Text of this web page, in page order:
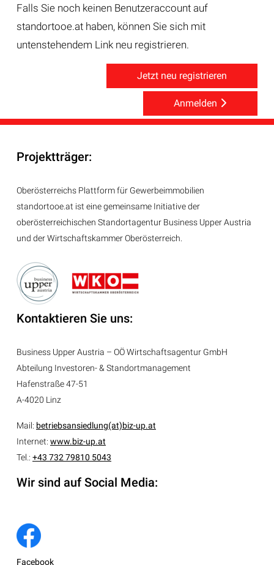
Falls Sie noch keinen Benutzeraccount auf
standortooe.at haben, können Sie sich mit
untenstehendem Link neu registrieren.
Jetzt neu registrieren
Anmelden
Projektträger:
Oberösterreichs Plattform für Gewerbeimmobilien
standortooe.at ist eine gemeinsame Initiative der
oberösterreichischen Standortagentur Business Upper Austria
und der Wirtschaftskammer Oberösterreich.
Kontaktieren Sie uns:
Business Upper Austria – OÖ Wirtschaftsagentur GmbH
Abteilung Investoren- & Standortmanagement
Hafenstraße 47-51
A-4020 Linz
Mail: betriebsansiedlung(at)biz-up.at
Internet: www.biz-up.at
Tel.: +43 732 79810 5043
Wir sind auf Social Media:
Facebook